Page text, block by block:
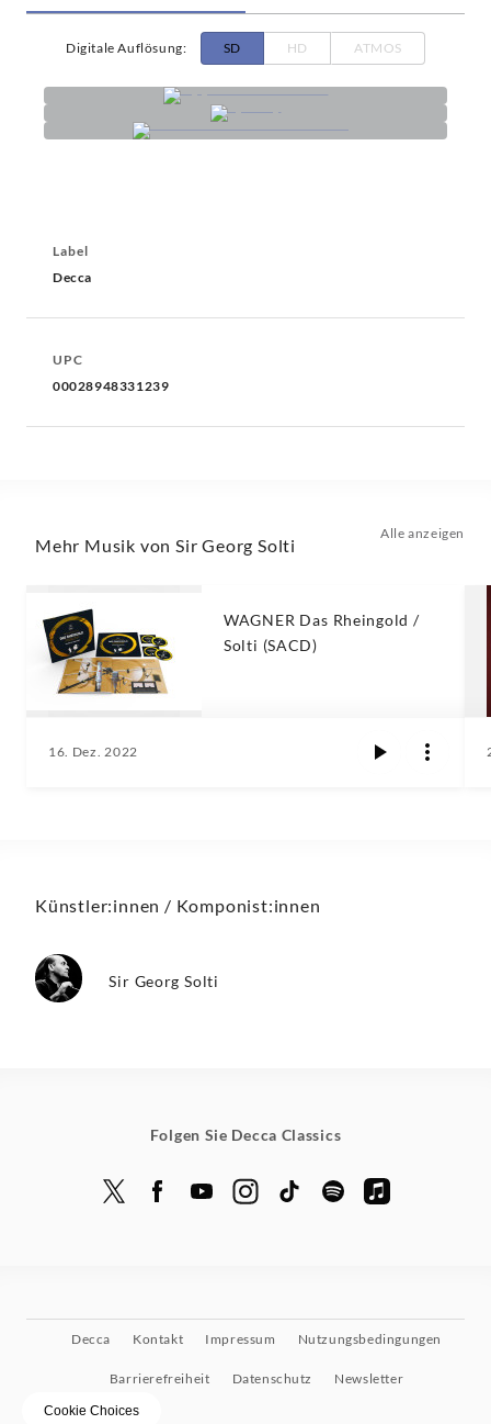
Digitale Auflösung: SD HD ATMOS
Label
Decca
UPC
00028948331239
Mehr Musik von Sir Georg Solti
Alle anzeigen
WAGNER Das Rheingold /
Solti (SACD)
16. Dez. 2022
Künstler:innen / Komponist:innen
Sir Georg Solti
Folgen Sie Decca Classics
Decca Kontakt Impressum Nutzungsbedingungen
Barrierefreiheit Datenschutz Newsletter
Cookie Choices